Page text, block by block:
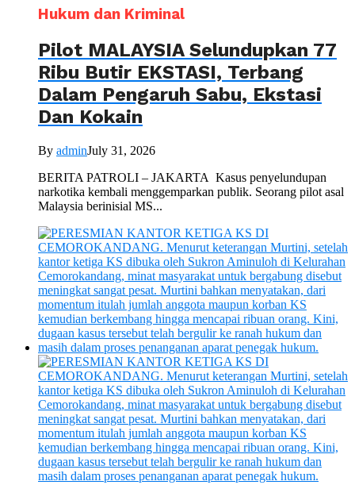
Hukum dan Kriminal
Pilot MALAYSIA Selundupkan 77
Ribu Butir EKSTASI, Terbang
Dalam Pengaruh Sabu, Ekstasi
Dan Kokain
By adminJuly 31, 2026
BERITA PATROLI – JAKARTA Kasus penyelundupan
narkotika kembali menggemparkan publik. Seorang pilot asal
Malaysia berinisial MS...